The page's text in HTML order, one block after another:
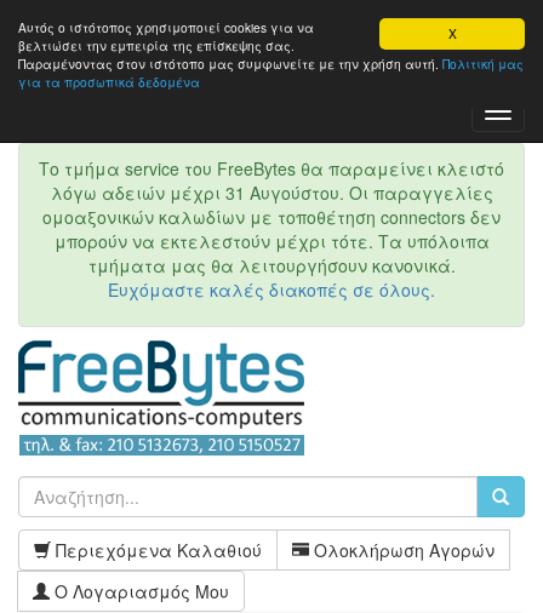
X
Αυτός ο ιστότοπος χρησιμοποιεί cookies για να
βελτιώσει την εμπειρία της επίσκεψης σας.
Παραμένοντας στον ιστότοπo μας συμφωνείτε με την χρήση αυτή. Πολιτική μας
για τα προσωπικά δεδομένα
Το τμήμα service του FreeBytes θα παραμείνει κλειστό
λόγω αδειών μέχρι 31 Αυγούστου. Οι παραγγελίες
ομοαξονικών καλωδίων με τοποθέτηση connectors δεν
μπορούν να εκτελεστούν μέχρι τότε. Τα υπόλοιπα
τμήματα μας θα λειτουργήσουν κανονικά.
Ευχόμαστε καλές διακοπές σε όλους.
Περιεχόμενα Καλαθιού
Ολοκλήρωση Αγορών
Ο Λογαριασμός Μου